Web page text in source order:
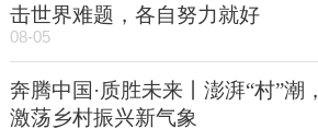
击世界难题，各自努力就好
08-05
奔腾中国·质胜未来丨澎湃“村”潮，
激荡乡村振兴新气象